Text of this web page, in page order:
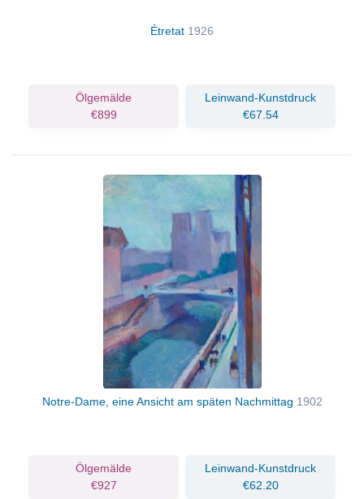
Étretat 1926
Ölgemälde
€899
Leinwand-Kunstdruck
€67.54
Notre-Dame, eine Ansicht am späten Nachmittag 1902
Ölgemälde
€927
Leinwand-Kunstdruck
€62.20